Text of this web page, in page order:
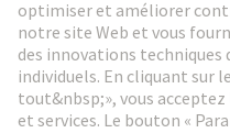
Aller à l'inscription